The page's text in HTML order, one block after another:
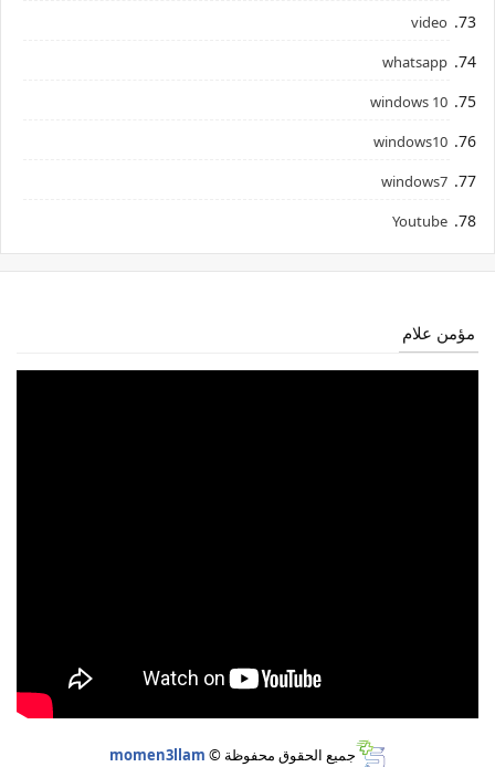
video
whatsapp
windows 10
windows10
windows7
Youtube
مؤمن علام
جميع الحقوق محفوظة © momen3llam